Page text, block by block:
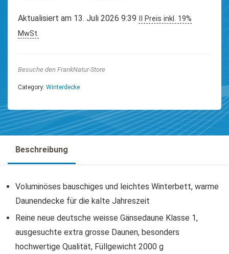
Aktualisiert am 13. Juli 2026 9:39
II Preis inkl. 19%
MwSt.
Besuche den FrankNatur-Store
Category: Winterdecke
Beschreibung
Voluminöses bauschiges und leichtes Winterbett, warme
Daunendecke für die kalte Jahreszeit
Reine neue deutsche weisse Gänsedaune Klasse 1,
ausgesuchte extra grosse Daunen, besonders
hochwertige Qualität, Füllgewicht 2000 g